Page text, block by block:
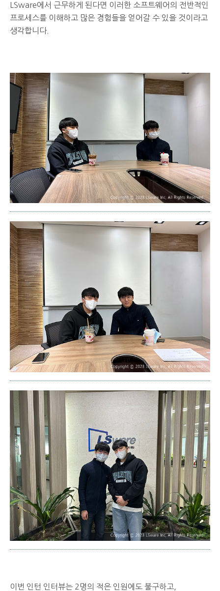
LSware에서 근무하게 된다면 이러한 소프트웨어의 전반적인
프로세스를 이해하고 많은 경험들을 얻어갈 수 있을 것이라고
생각합니다.
이번 인턴 인터뷰는 2명의 적은 인원에도 불구하고,